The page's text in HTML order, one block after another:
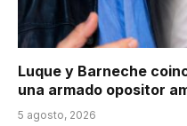
Luque y Barneche
una armado opositor
5 agosto, 2026